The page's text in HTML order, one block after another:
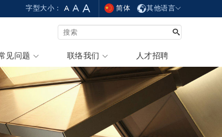
字型大小： 简体 其他语言
见问题 联络我们 人才招聘